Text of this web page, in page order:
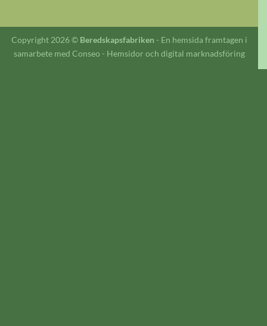
Copyright 2026 © Beredskapsfabriken - En hemsida framtagen i
samarbete med Conseo - Hemsidor och digital marknadsföring